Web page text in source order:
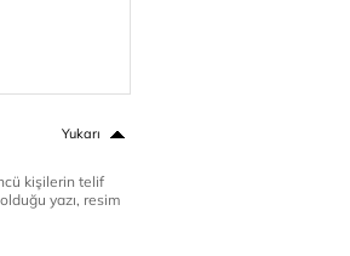
Yukarı
kişilerin telif
yazı, resim